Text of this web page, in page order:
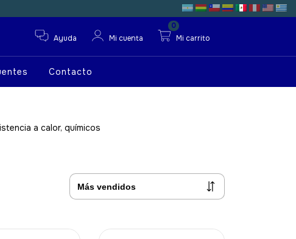
Ayuda Mi cuenta Mi carrito
0
Contacto
a calor, químicos